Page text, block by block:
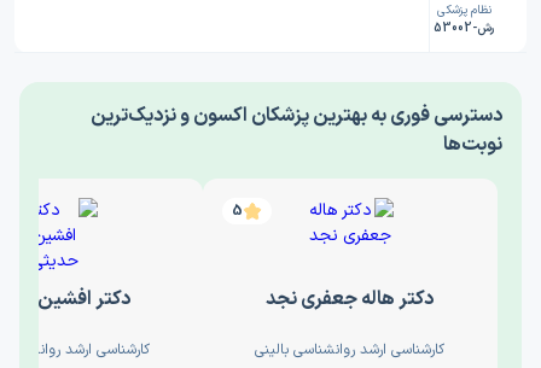
نظام پزشکی
رش-53002
‎دسترسی فوری به بهترین پزشکان اکسون و نزدیک‌ترین
نوبت‌ها
5
دکتر هاله جعفری نجد
کارشناسی ارشد روانشناسی بالینی
دکتر افشین
کارشناسی ارشد